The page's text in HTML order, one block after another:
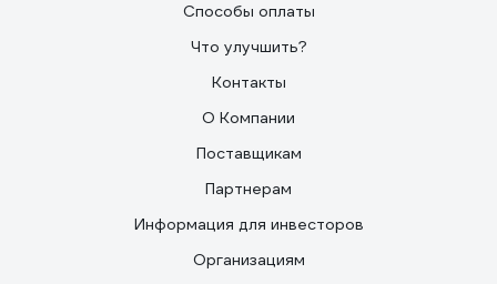
Способы оплаты
Что улучшить?
Контакты
О Компании
Поставщикам
Партнерам
Информация для инвесторов
Организациям